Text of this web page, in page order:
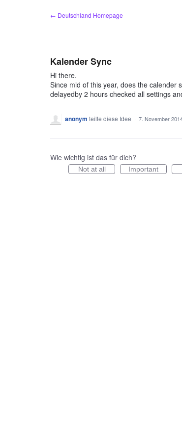
← Deutschland Homepage
Kalender Sync
Hi there.
Since mid of this year, does the calender
delayedby 2 hours checked all settings
anonym teilte diese Idee · 7. November
Wie wichtig ist das für dich?
Not at all Important